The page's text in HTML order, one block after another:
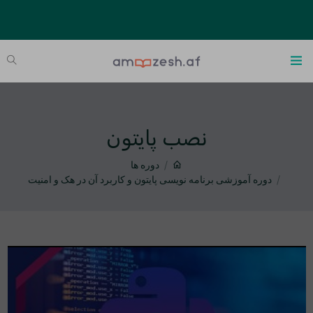
نصب پایتون
دوره ها
دوره آموزشی برنامه نویسی پایتون و کاربرد آن در هک و امنیت